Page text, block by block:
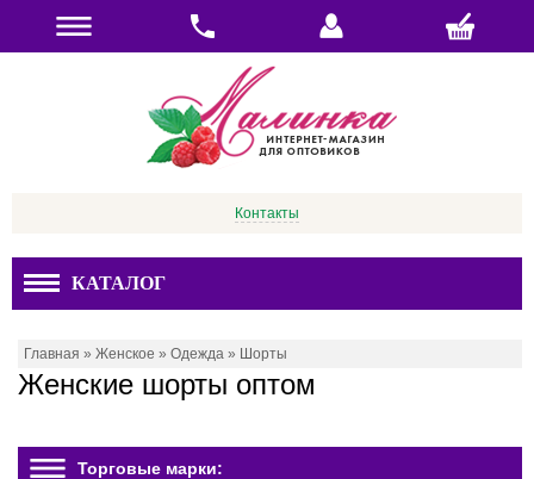
Контакты
КАТАЛОГ
Главная » Женское » Одежда » Шорты
Женские шорты оптом
Торговые марки: